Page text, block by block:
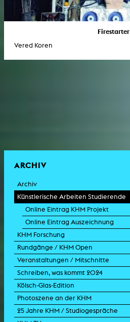
Firestarter
Vered Koren
ARCHIV
Archiv
Künstlerische Arbeiten Studierende
Online Eintrag KHM Projekt
Online Eintrag Auszeichnung
KHM Forschung
Rundgänge / KHM Open
Veranstaltungen / Mitschnitte
Schreiben, was kommt 2024
Kölsch-Glas-Edition
Photoszene an der KHM
25 Jahre KHM / Studiogespräche